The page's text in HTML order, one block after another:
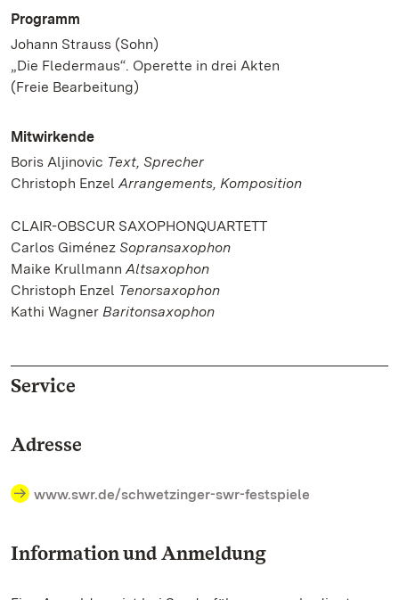
Programm
Johann Strauss (Sohn)
„Die Fledermaus“. Operette in drei Akten
(Freie Bearbeitung)
Mitwirkende
Boris Aljinovic Text, Sprecher
Christoph Enzel Arrangements, Komposition
CLAIR-OBSCUR SAXOPHONQUARTETT
Carlos Giménez Sopransaxophon
Maike Krullmann Altsaxophon
Christoph Enzel Tenorsaxophon
Kathi Wagner Baritonsaxophon
Service
Adresse
www.swr.de/schwetzinger-swr-festspiele
Information und Anmeldung